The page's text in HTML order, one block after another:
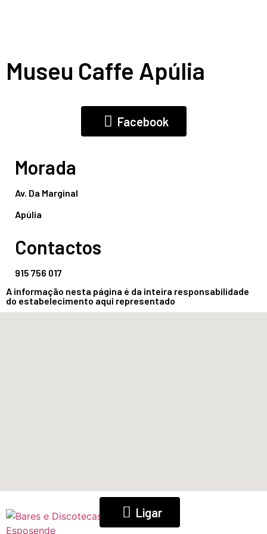
Museu Caffe Apúlia
Facebook
Morada
Av. Da Marginal
Apúlia
Contactos
915 756 017
A informação nesta página é da inteira responsabilidade
do estabelecimento aqui representado
Ligar